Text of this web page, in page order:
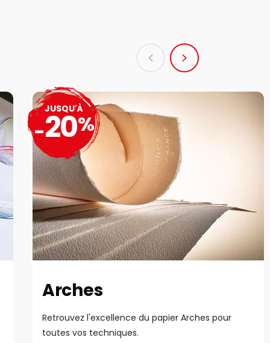
Arches
Retrouvez l'excellence du papier Arches pour
toutes vos techniques.
JUSQU'À
-20%